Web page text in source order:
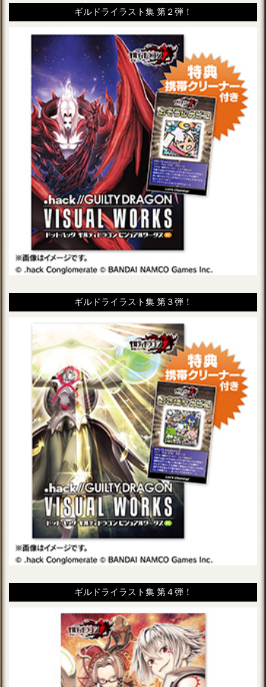
ギルドライラスト集 第２弾！
ギルドライラスト集 第３弾！
ギルドライラスト集 第４弾！